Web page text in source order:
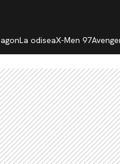
La odiseaX-Men 97